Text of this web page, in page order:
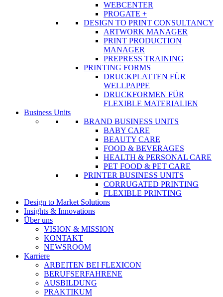
WEBCENTER
PROGATE +
DESIGN TO PRINT CONSULTANCY
ARTWORK MANAGER
PRINT PRODUCTION
MANAGER
PREPRESS TRAINING
PRINTING FORMS
DRUCKPLATTEN FÜR
WELLPAPPE
DRUCKFORMEN FÜR
FLEXIBLE MATERIALIEN
Business Units
BRAND BUSINESS UNITS
BABY CARE
BEAUTY CARE
FOOD & BEVERAGES
HEALTH & PERSONAL CARE
PET FOOD & PET CARE
PRINTER BUSINESS UNITS
CORRUGATED PRINTING
FLEXIBLE PRINTING
Design to Market Solutions
Insights & Innovations
Über uns
VISION & MISSION
KONTAKT
NEWSROOM
Karriere
ARBEITEN BEI FLEXICON
BERUFSERFAHRENE
AUSBILDUNG
PRAKTIKUM